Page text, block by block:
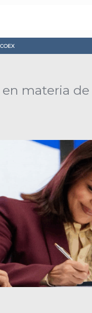
materia de